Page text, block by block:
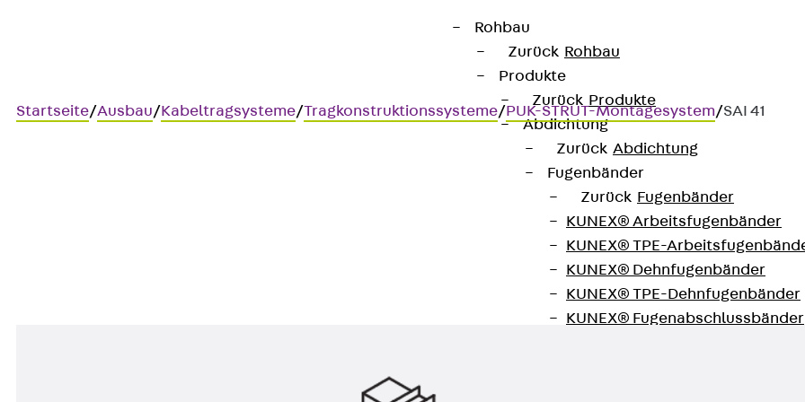
Rohbau
Zurück Rohbau
Produkte
Zurück Produkte
Abdichtung
Zurück Abdichtung
Fugenbänder
Zurück Fugenbänder
KUNEX® Arbeitsfugenbänder
KUNEX® TPE-
KUNEX® Dehnfugenbänder
KUNEX® TPE-Dehnfugenbänder
KUNEX® Fugenabschlussbänder
Startseite/Ausbau/Kabeltragsysteme/Tragkonstruktionssysteme/PUK-STRUT-Montagesystem/SAI 41